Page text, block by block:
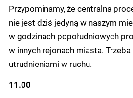
Przypominamy, że centralna
nie jest dziś jedyną w naszym
w godzinach popołudniowych
w innych rejonach miasta.
utrudnieniami w ruchu.
11.00